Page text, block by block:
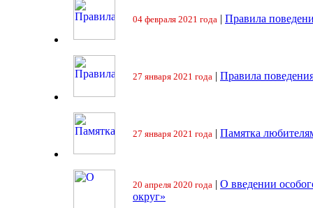
04 февраля 2021 года | Правила
27 января 2021 года | Правила
27 января 2021 года | Памятка
20 апреля 2020 года | О введении
округ»